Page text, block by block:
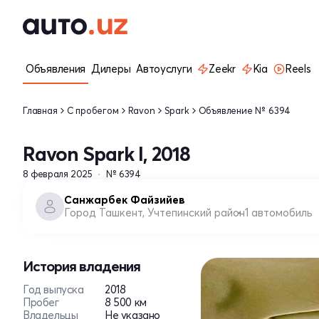
Объявления Дилеры Автоуслуги Zeekr Kia Reels
Главная С пробегом Ravon Spark Объявление № 6394
Ravon Spark I, 2018
8 февраля 2025 № 6394
Санжарбек Файзийев
Город Ташкент, Учтепинский район1 автомобиль
История владения
Год выпуска
2018
Пробег
8 500 км
Владельцы
Не указано